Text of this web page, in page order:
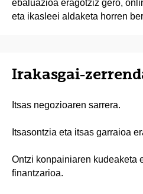
ebaluazioa eragotziz gero,
eta ikasleei aldaketa horren
Irakasgai-
Itsas negozioaren sarrera.
Itsasontzia eta itsas garraioa
Ontzi konpainiaren kudeaketa
finantzarioa.